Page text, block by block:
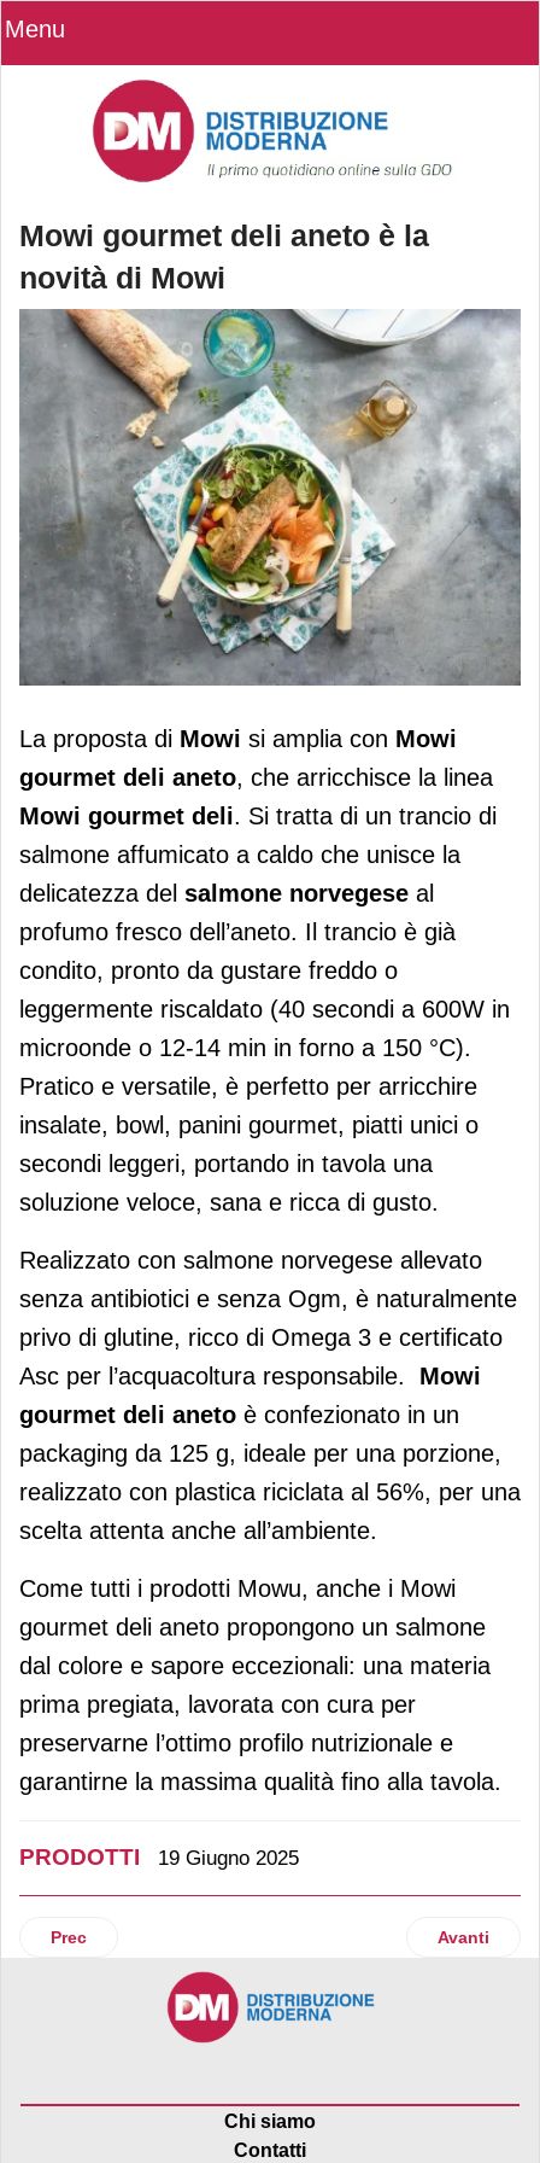
Menu
Mowi gourmet deli aneto è la
novità di Mowi
Mowi gourmet deli aneto è la novità di
Mowi
La proposta di Mowi si amplia con Mowi
gourmet deli aneto, che arricchisce la linea
Mowi gourmet deli. Si tratta di un trancio di
salmone affumicato a caldo che unisce la
delicatezza del salmone norvegese al
profumo fresco dell’aneto. Il trancio è già
condito, pronto da gustare freddo o
leggermente riscaldato (40 secondi a 600W in
microonde o 12-14 min in forno a 150 °C).
Pratico e versatile, è perfetto per arricchire
insalate, bowl, panini gourmet, piatti unici o
secondi leggeri, portando in tavola una
soluzione veloce, sana e ricca di gusto.
Realizzato con salmone norvegese allevato
senza antibiotici e senza Ogm, è naturalmente
privo di glutine, ricco di Omega 3 e certificato
Asc per l’acquacoltura responsabile. Mowi
gourmet deli aneto è confezionato in un
packaging da 125 g, ideale per una porzione,
realizzato con plastica riciclata al 56%, per una
scelta attenta anche all’ambiente.
Come tutti i prodotti Mowu, anche i Mowi
gourmet deli aneto propongono un salmone
dal colore e sapore eccezionali: una materia
prima pregiata, lavorata con cura per
preservarne l’ottimo profilo nutrizionale e
garantirne la massima qualità fino alla tavola.
PRODOTTI 19 Giugno 2025
Articolo precedente: Ponti presenta Zero Olio poké high
Prec Articolo
Avanti
Chi siamo
Contatti